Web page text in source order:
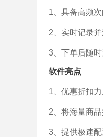
1、具备高频
2、实时记录
3、下单后随
软件亮点
1、优惠折扣
2、将海量商
3、提供极速